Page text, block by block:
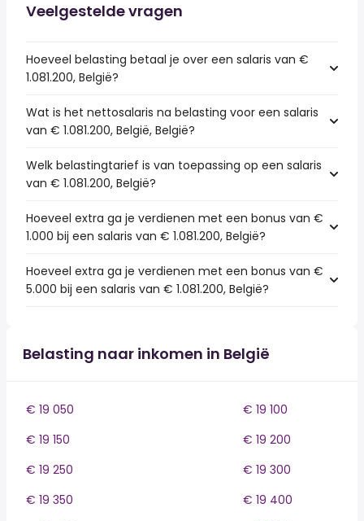
Veelgestelde vragen
Hoeveel belasting betaal je over een salaris van €
1.081.200, België?
Wat is het nettosalaris na belasting voor een salaris
van € 1.081.200, België, België?
Welk belastingtarief is van toepassing op een salaris
van € 1.081.200, België?
Hoeveel extra ga je verdienen met een bonus van €
1.000 bij een salaris van € 1.081.200, België?
Hoeveel extra ga je verdienen met een bonus van €
5.000 bij een salaris van € 1.081.200, België?
Belasting naar inkomen in België
€ 19 050
€ 19 100
€ 19 150
€ 19 200
€ 19 250
€ 19 300
€ 19 350
€ 19 400